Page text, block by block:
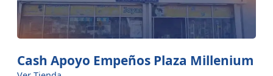
Cash Apoyo Empeños Plaza Millenium